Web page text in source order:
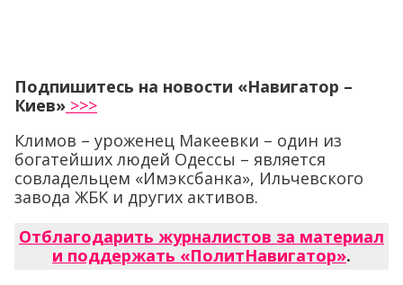
Подпишитесь на новости «Навигатор –
Киев» >>>
Климов – уроженец Макеевки – один из
богатейших людей Одессы – является
совладельцем «Имэксбанка», Ильчевского
завода ЖБК и других активов.
Отблагодарить журналистов за материал
и поддержать «ПолитНавигатор».